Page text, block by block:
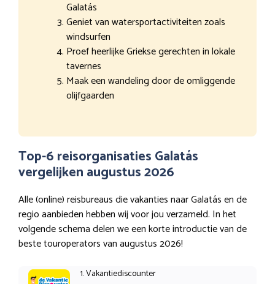
Galatás
Geniet van watersportactiviteiten zoals
windsurfen
Proef heerlijke Griekse gerechten in lokale
tavernes
Maak een wandeling door de omliggende
olijfgaarden
Top-6 reisorganisaties Galatás
vergelijken augustus 2026
Alle (online) reisbureaus die vakanties naar Galatás en de
regio aanbieden hebben wij voor jou verzameld. In het
volgende schema delen we een korte introductie van de
beste touroperators van augustus 2026!
1. Vakantiediscounter